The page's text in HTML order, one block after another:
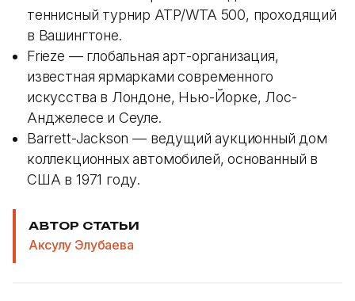
теннисный турнир ATP/WTA 500, проходящий
в Вашингтоне.
Frieze — глобальная арт-организация,
известная ярмарками современного
искусства в Лондоне, Нью-Йорке, Лос-
Анджелесе и Сеуле.
Barrett-Jackson — ведущий аукционный дом
коллекционных автомобилей, основанный в
США в 1971 году.
АВТОР СТАТЬИ
Аксулу Элубаева